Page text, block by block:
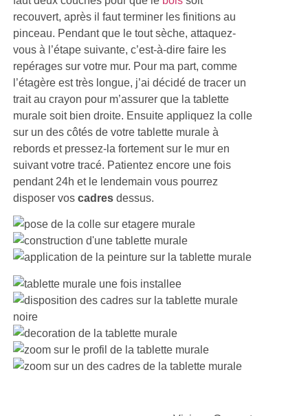
recouvert, après il faut terminer les finitions au
pinceau. Pendant que le tout sèche, attaquez-
vous à l’étape suivante, c’est-à-dire faire les
repérages sur votre mur. Pour ma part, comme
l’étagère est très longue, j’ai décidé de tracer un
trait au crayon pour m’assurer que la tablette
murale soit bien droite. Ensuite appliquez la colle
sur un des côtés de votre tablette murale à
rebords et pressez-la fortement sur le mur en
suivant votre tracé. Patientez encore une fois
pendant 24h et le lendemain vous pourrez
disposer voscadres dessus.